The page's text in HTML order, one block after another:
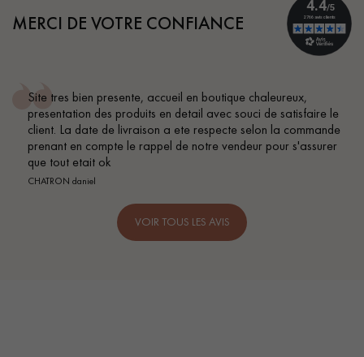
MERCI DE VOTRE CONFIANCE
accueil en boutique chaleureux,
en detail avec souci de satisfaire le
a ete respecte selon la commande
rappel de notre vendeur pour s'assurer
Conseil parfait,
BEILE FRANCK
VOIR TOUS LES AVIS